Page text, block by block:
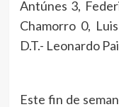
Antúnes 3,
Chamorro 0,
D.T.- Leonardo
Este fin de